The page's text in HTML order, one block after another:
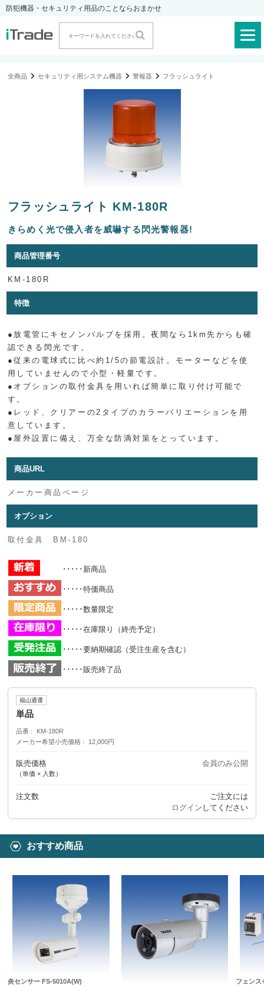
防犯機器・セキュリティ用品のことならおまかせ
全商品 セキュリティ用システム機器 警報器 フラッシュライト
フラッシュライト KM-180R
きらめく光で侵入者を威嚇する閃光警報器!
商品管理番号
KM-180R
特徴
●放電管にキセノンバルブを採用。夜間なら1km先からも確
認できる閃光です。
●従来の電球式に比べ約1/5の節電設計。モーターなどを使
用していませんので小型・軽量です。
●オプションの取付金具を用いれば簡単に取り付け可能で
す。
●レッド、クリアーの2タイプのカラーバリエーションを用
意しています。
●屋外設置に備え、万全な防滴対策をとっています。
商品URL
メーカー商品ページ
オプション
取付金具 BM-180
･････新商品
･････特価商品
･････数量限定
･････在庫限り（終売予定）
･････要納期確認（受注生産を含む）
･････販売終了品
福山通運
単品
品番
KM-180R
メーカー希望小売価格
12,000円
販売価格
（単価 × 入数）
会員のみ公開
注文数
ご注文には
ログイン してください
おすすめ商品
炎センサー FS-5010A(W)
フェンス